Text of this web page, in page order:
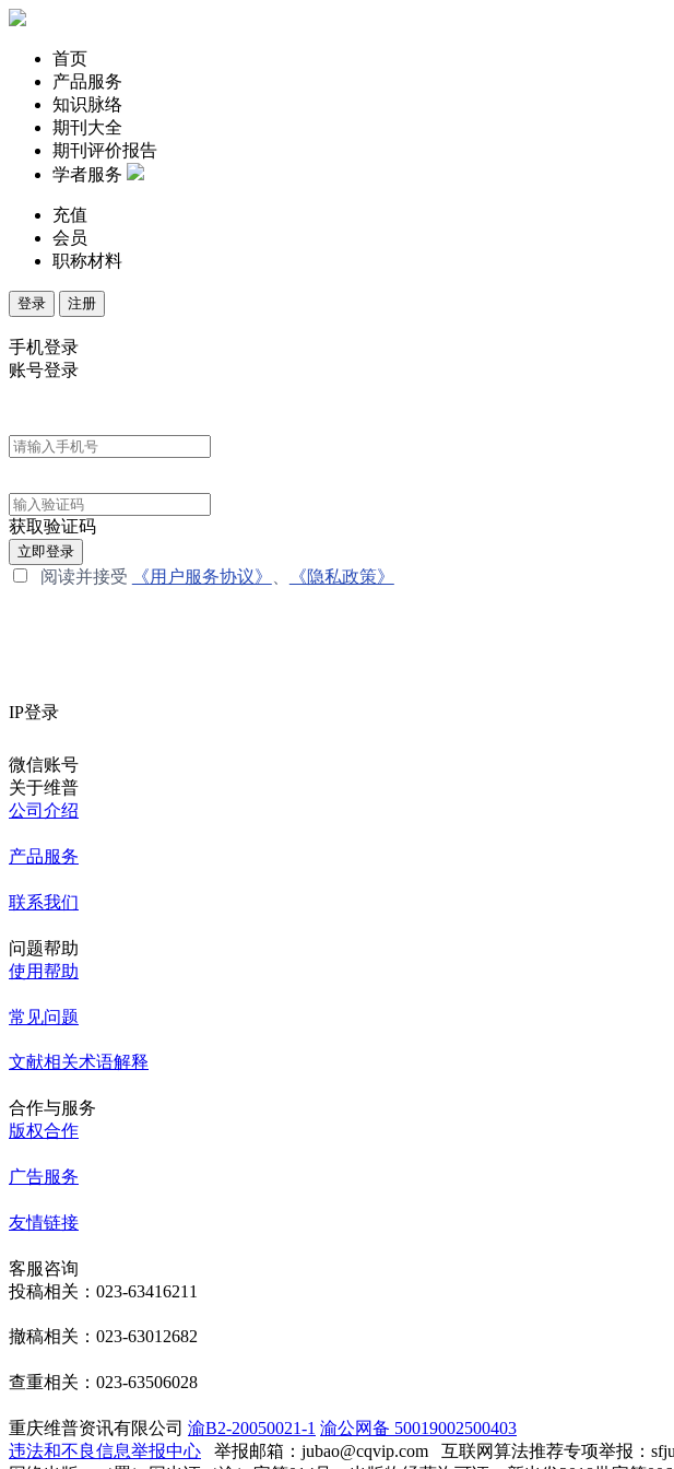
首页
产品服务
知识脉络
期刊大全
期刊评价报告
学者服务
充值
会员
职称材料
登录 注册
手机登录
账号登录
获取验证码
立即登录
阅读并接受 《用户服务协议》 《隐私政策》
IP登录
微信账号
关于维普
公司介绍
产品服务
联系我们
问题帮助
使用帮助
常见问题
文献相关术语解释
合作与服务
版权合作
广告服务
友情链接
客服咨询
投稿相关：023-63416211
撤稿相关：023-63012682
查重相关：023-63506028
重庆维普资讯有限公司 渝B2-20050021-1 渝公网备 50019002500403
违法和不良信息举报中心 举报邮箱：jubao@cqvip.com 互联网算法推荐专项举报：